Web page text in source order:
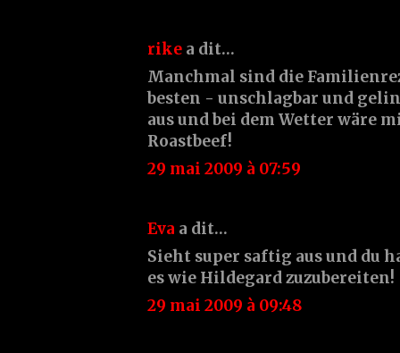
rike a dit…
Manchmal sind die
besten - unschlagbar und
aus und bei dem Wetter wäre
Roastbeef!
29 mai 2009 à 07:59
Eva a dit…
Sieht super saftig aus und du
es wie Hildegard zuzubereiten!
29 mai 2009 à 09:48